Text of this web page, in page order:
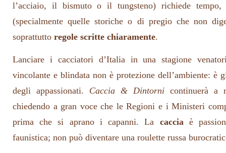
l’acciaio, il bismuto o il tungsteno) richiede tempo,
(specialmente quelle storiche o di pregio che non
soprattutto regole scritte chiaramente.
Lanciare i cacciatori d’Italia in una stagione
vincolante e blindata non è protezione dell’ambiente: è
degli appassionati. Caccia & Dintorni continuerà a
chiedendo a gran voce che le Regioni e i Ministeri
prima che si aprano i capanni. La cacciaè
faunistica; non può diventare una roulette russa